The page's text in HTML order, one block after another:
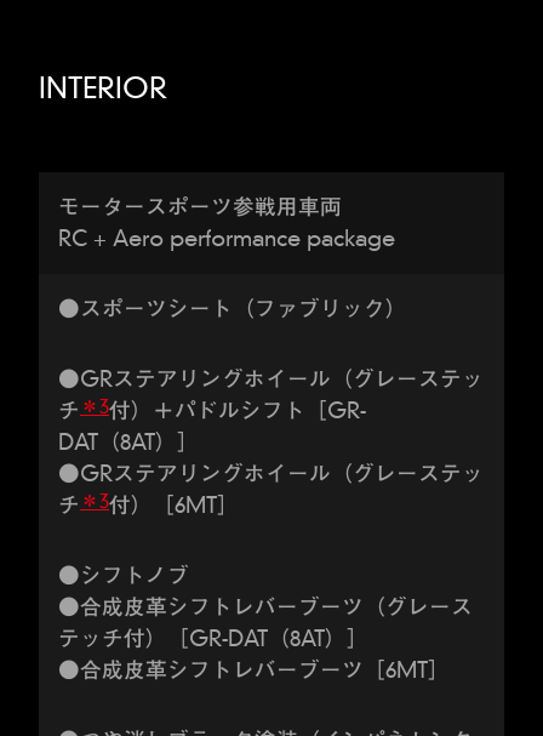
INTERIOR
モータースポーツ参戦用車両
RC + Aero performance package
●スポーツシート（ファブリック）
●GRステアリングホイール（グレーステッ
チ ＊3付）＋パドルシフト［GR-
DAT（8AT）］
●GRステアリングホイール（グレーステッ
チ ＊3付）［6MT］
●シフトノブ
●合成皮革シフトレバーブーツ（グレース
テッチ付）［GR-DAT（8AT）］
●合成皮革シフトレバーブーツ［6MT］